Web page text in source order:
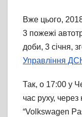
Вже цього,
3 пожежі
доби, 3 січня,
Управління
Так, о 17:00 у
час руху, через
“Volkswagen